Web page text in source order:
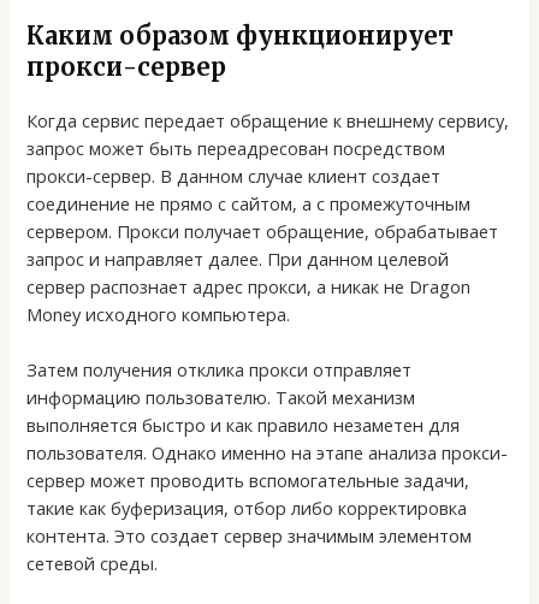
Каким образом функционирует
прокси-сервер
Когда сервис передает обращение к внешнему сервису,
запрос может быть переадресован посредством
прокси-сервер. В данном случае клиент создает
соединение не прямо с сайтом, а с промежуточным
сервером. Прокси получает обращение, обрабатывает
запрос и направляет далее. При данном целевой
сервер распознает адрес прокси, а никак не Dragon
Money исходного компьютера.
Затем получения отклика прокси отправляет
информацию пользователю. Такой механизм
выполняется быстро и как правило незаметен для
пользователя. Однако именно на этапе анализа прокси-
сервер может проводить вспомогательные задачи,
такие как буферизация, отбор либо корректировка
контента. Это создает сервер значимым элементом
сетевой среды.